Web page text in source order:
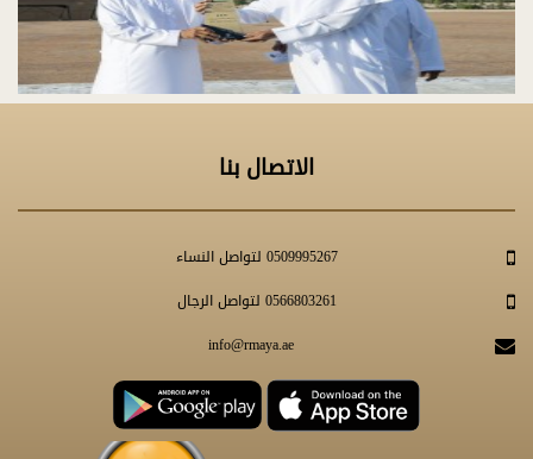
الاتصال بنا
0509995267 لتواصل النساء
0566803261 لتواصل الرجال
info@rmaya.ae